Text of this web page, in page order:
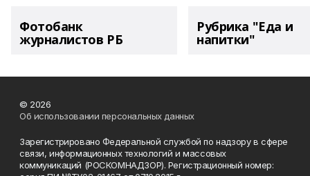
Фотобанк
журналистов РБ
Рубрика "Еда и
напитки"
© 2026
Об использовании персональных данных
Зарегистрировано Федеральной службой по надзору в сфере
связи, информационных технологий и массовых
коммуникаций (РОСКОМНАДЗОР). Регистрационный номер: